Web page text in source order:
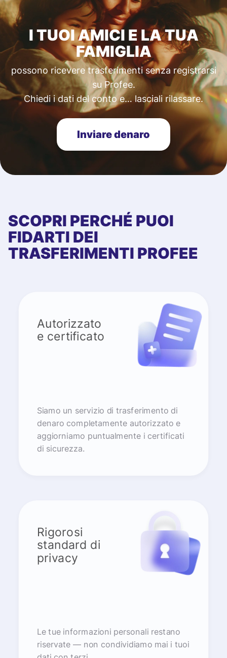
I TUOI AMICI E LA TUA
FAMIGLIA
possono ricevere trasferimenti senza registrarsi
su Profee.
Chiedi i dati del conto e… lasciali rilassare.
Inviare denaro
SCOPRI PERCHÉ PUOI
FIDARTI DEI
TRASFERIMENTI PROFEE
Autorizzato
e certificato
Siamo un servizio di trasferimento di
denaro completamente autorizzato e
aggiorniamo puntualmente i certificati
di sicurezza.
Rigorosi
standard di
privacy
Le tue informazioni personali restano
riservate — non condividiamo mai i tuoi